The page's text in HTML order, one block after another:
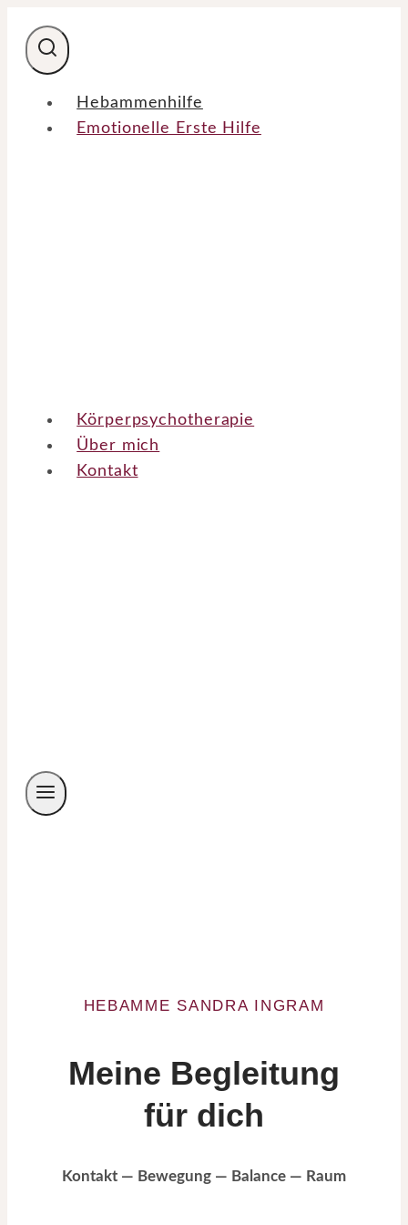
Inhalt
springen
Hebammenhilfe
Emotionelle Erste Hilfe
Körperpsychotherapie
Über mich
Kontakt
HEBAMME SANDRA INGRAM
Meine Begleitung
für dich
Kontakt — Bewegung — Balance — Raum